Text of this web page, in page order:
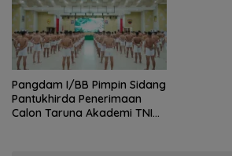
Pangdam I/BB Pimpin Sidang
Pantukhirda Penerimaan
Calon Taruna Akademi TNI